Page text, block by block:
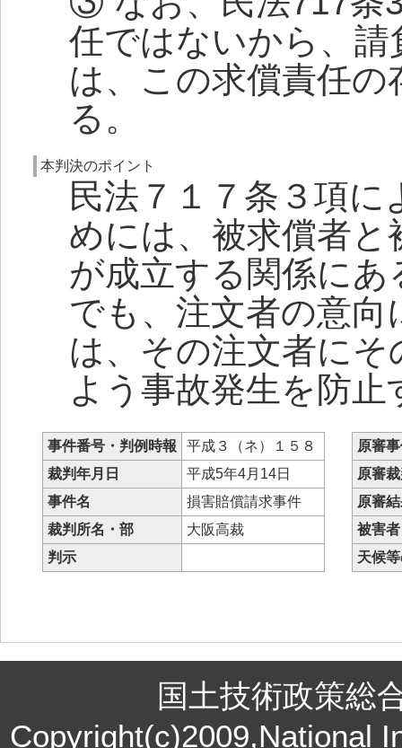
任ではないから、請
は、この求償責任
る。
本判決のポイント
民法７１７条３項
めには、被求償者と
が成立する関係に
でも、注文者の意
は、その注文者に
よう事故発生を防
事件番号・判例時報
平成３（ネ）１５８
裁判年月日
平成5年4月14日
事件名
損害賠償請求事件
裁判所名・部
大阪高裁
判示
原審
原審
原審
被害者
天候
国土技術政策
Copyright(c)2009,National